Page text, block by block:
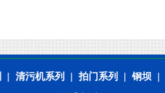
| 清污机系列 | 拍门系列 | 钢坝 |